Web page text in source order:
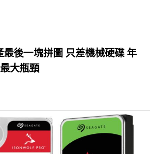
最後一塊拼圖 只差機械硬碟 年
大瓶頸